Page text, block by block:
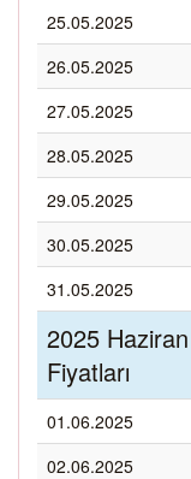
25.05.2025
26.05.2025
27.05.2025
28.05.2025
29.05.2025
30.05.2025
31.05.2025
2025
Fiyatları
01.06.2025
02.06.2025